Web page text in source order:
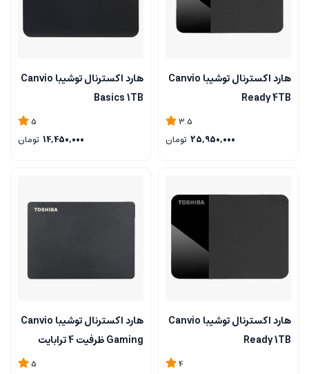
هارد اکسترنال توشیبا Canvio
Ready 4TB
3.5
25,950,000 تومان
هارد اکسترنال توشیبا Canvio
Basics 1TB
5
14,450,000 تومان
هارد اکسترنال توشیبا Canvio
Ready 1TB
4
هارد اکسترنال توشیبا Canvio
Gaming ظرفیت 4 ترابایت
5